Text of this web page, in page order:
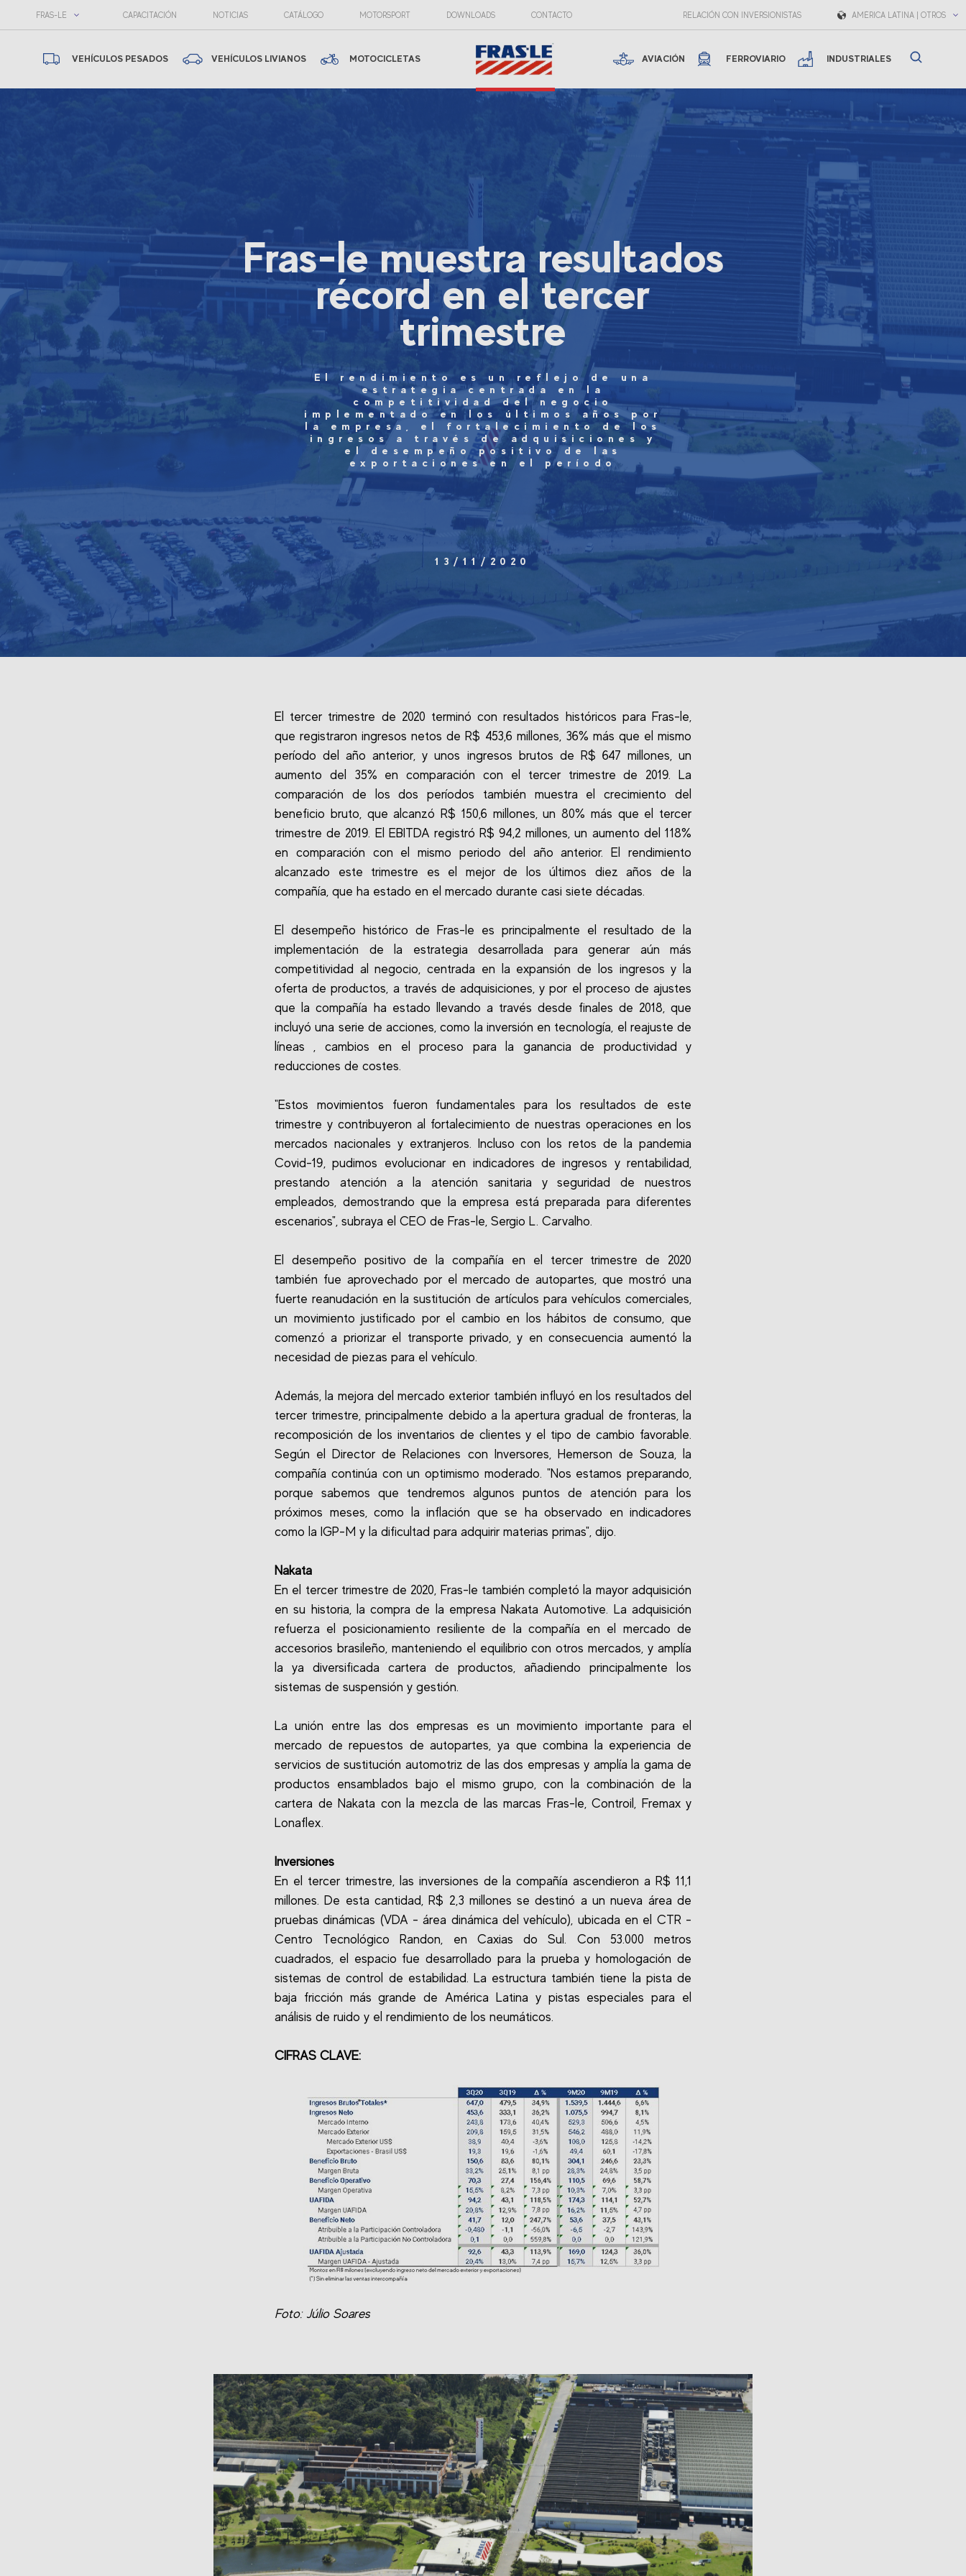
FRAS-LE CAPACITACIÓN NOTICIAS CATÁLOGO MOTORSPORT DOWNLOADS CONTACTO RELACIÓN CON INVERSIONISTAS AMÉRICA LATINA | OTROS
VEHÍCULOS PESADOS VEHÍCULOS LIVIANOS MOTOCICLETAS AVIACIÓN FERROVIARIO INDUSTRIALES
Fras-le muestra resultados
récord en el tercer
trimestre
El rendimiento es un reflejo de una
estrategia centrada en la
competitividad del negocio
implementado en los últimos años por
la empresa, el fortalecimiento de los
ingresos a través de adquisiciones y
el desempeño positivo de las
exportaciones en el período
13/11/2020
El tercer trimestre de 2020 terminó con resultados históricos para Fras-le,
que registraron ingresos netos de R$ 453,6 millones, 36% más que el mismo
período del año anterior, y unos ingresos brutos de R$ 647 millones, un
aumento del 35% en comparación con el tercer trimestre de 2019. La
comparación de los dos períodos también muestra el crecimiento del
beneficio bruto, que alcanzó R$ 150,6 millones, un 80% más que el tercer
trimestre de 2019. El EBITDA registró R$ 94,2 millones, un aumento del 118%
en comparación con el mismo periodo del año anterior. El rendimiento
alcanzado este trimestre es el mejor de los últimos diez años de la
compañía, que ha estado en el mercado durante casi siete décadas.
El desempeño histórico de Fras-le es principalmente el resultado de la
implementación de la estrategia desarrollada para generar aún más
competitividad al negocio, centrada en la expansión de los ingresos y la
oferta de productos, a través de adquisiciones, y por el proceso de ajustes
que la compañía ha estado llevando a través desde finales de 2018, que
incluyó una serie de acciones, como la inversión en tecnología, el reajuste de
líneas , cambios en el proceso para la ganancia de productividad y
reducciones de costes.
"Estos movimientos fueron fundamentales para los resultados de este
trimestre y contribuyeron al fortalecimiento de nuestras operaciones en los
mercados nacionales y extranjeros. Incluso con los retos de la pandemia
Covid-19, pudimos evolucionar en indicadores de ingresos y rentabilidad,
prestando atención a la atención sanitaria y seguridad de nuestros
empleados, demostrando que la empresa está preparada para diferentes
escenarios", subraya el CEO de Fras-le, Sergio L. Carvalho.
El desempeño positivo de la compañía en el tercer trimestre de 2020
también fue aprovechado por el mercado de autopartes, que mostró una
fuerte reanudación en la sustitución de artículos para vehículos comerciales,
un movimiento justificado por el cambio en los hábitos de consumo, que
comenzó a priorizar el transporte privado, y en consecuencia aumentó la
necesidad de piezas para el vehículo.
Además, la mejora del mercado exterior también influyó en los resultados del
tercer trimestre, principalmente debido a la apertura gradual de fronteras, la
recomposición de los inventarios de clientes y el tipo de cambio favorable.
Según el Director de Relaciones con Inversores, Hemerson de Souza, la
compañía continúa con un optimismo moderado. "Nos estamos preparando,
porque sabemos que tendremos algunos puntos de atención para los
próximos meses, como la inflación que se ha observado en indicadores
como la IGP-M y la dificultad para adquirir materias primas", dijo.
Nakata
En el tercer trimestre de 2020, Fras-le también completó la mayor adquisición
en su historia, la compra de la empresa Nakata Automotive. La adquisición
refuerza el posicionamiento resiliente de la compañía en el mercado de
accesorios brasileño, manteniendo el equilibrio con otros mercados, y amplía
la ya diversificada cartera de productos, añadiendo principalmente los
sistemas de suspensión y gestión.
La unión entre las dos empresas es un movimiento importante para el
mercado de repuestos de autopartes, ya que combina la experiencia de
servicios de sustitución automotriz de las dos empresas y amplía la gama de
productos ensamblados bajo el mismo grupo, con la combinación de la
cartera de Nakata con la mezcla de las marcas Fras-le, Controil, Fremax y
Lonaflex.
Inversiones
En el tercer trimestre, las inversiones de la compañía ascendieron a R$ 11,1
millones. De esta cantidad, R$ 2,3 millones se destinó a un nueva área de
pruebas dinámicas (VDA - área dinámica del vehículo), ubicada en el CTR -
Centro Tecnológico Randon, en Caxias do Sul. Con 53.000 metros
cuadrados, el espacio fue desarrollado para la prueba y homologación de
sistemas de control de estabilidad. La estructura también tiene la pista de
baja fricción más grande de América Latina y pistas especiales para el
análisis de ruido y el rendimiento de los neumáticos.
CIFRAS CLAVE:
Foto: Júlio Soares